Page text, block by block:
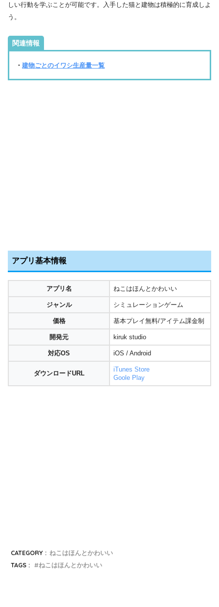
しい行動を学ぶことが可能です。入手した猫と建物は積極的に育成しよ
う。
関連情報
・建物ごとのイワシ生産量一覧
アプリ基本情報
アプリ名 ねこはほんとかわいい
ジャンル シミュレーションゲーム
価格 基本プレイ無料/アイテム課金制
開発元 kiruk studio
対応OS iOS / Android
ダウンロードURL
iTunes Store
Goole Play
CATEGORY : ねこはほんとかわいい
TAGS :
ねこはほんとかわいい